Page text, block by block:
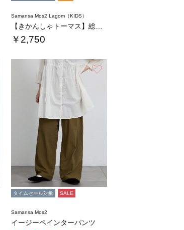
Samansa Mos2 Lagom（KIDS）
￥2,750
タイムセール対象 SALE
Samansa Mos2
イージーペインターパンツ